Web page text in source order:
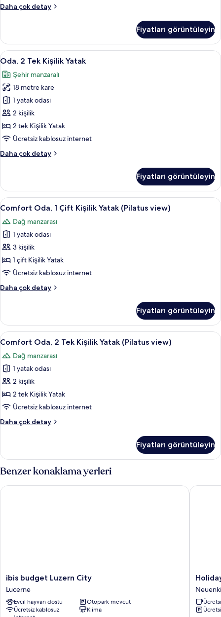
tüm
Daha çok detay
Oda,
(New
Sleep
Easy
hakkında
daha
fazla
detay
Fiyatları görüntüleyin
Oda,
2
Tek
Kişilik
Yatak
için
tüm
fotoğrafları
Oda, 2 Tek Kişilik Yatak | Odadan
9
Oda, 2 Tek Kişilik Yatak
Şehir manzaralı
18 metre kare
1 yatak odası
2 kişilik
2 tek Kişilik Yatak
Ücretsiz kablosuz internet
Daha çok detay
Oda,
Yatak
hakkında
daha
detay
Fiyatları görüntüleyin
Comfort
Oda,
1
Çift
Kişilik
Yatak
(Pilatus
için
görün
Comfort Oda, 1 Çift Kişilik Yatak
10
Comfort Oda, 1 Çift Kişilik Yatak (Pilatus view)
Dağ manzarası
1 yatak odası
3 kişilik
1 çift Kişilik Yatak
Ücretsiz kablosuz internet
Daha çok detay
Comfort
Kişilik
Yatak
(Pilatus
hakkında
daha
fazla
detay
Fiyatları görüntüleyin
Comfort
Oda,
2
Tek
Kişilik
Yatak
(Pilatus
için
görün
Comfort Oda, 2 Tek Kişilik Yatak
10
Comfort Oda, 2 Tek Kişilik Yatak (Pilatus view)
Dağ manzarası
1 yatak odası
2 kişilik
2 tek Kişilik Yatak
Ücretsiz kablosuz internet
Daha çok detay
Comfort
Kişilik
Yatak
(Pilatus
view)
hakkında
Fiyatları görüntüleyin
Benzer konaklama yerleri
ibis
budget
Luzern
City
Lucerne
ibis budget Luzern City
Lucerne
Evcil hayvan dostu
Otopark mevcut
Ücretsiz kablosuz
Klima
ibis budget Luzern City
Holiday
Inn
Express
Luzern
-
Holiday